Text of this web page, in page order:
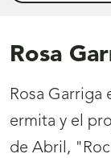
Rosa
Rosa
ermita y el
de Abril,